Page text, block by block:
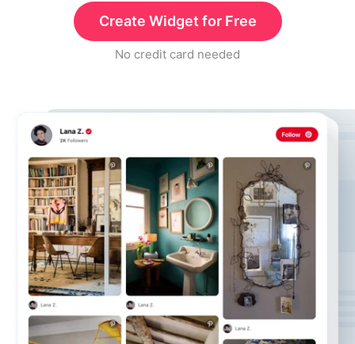
Create Widget for Free
No credit card needed